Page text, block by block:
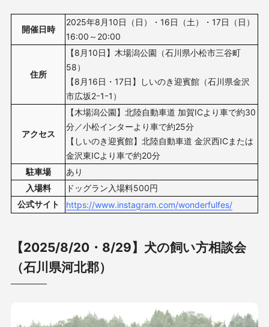
開催日時
2025年8月10日（日）・16日（土）・17日（日）
16:00～20:00
住所
【8月10日】木場潟公園（石川県小松市三谷町
58）
【8月16日・17日】しいのき迎賓館（石川県金沢
市広坂2ｰ1ｰ1）
アクセス
【木場潟公園】北陸自動車道 加賀ICより車で約30
分／小松インターより車で約25分
【しいのき迎賓館】北陸自動車道 金沢西ICまたは
金沢東ICより車で約20分
駐車場
あり
入場料
ドッグラン入場料500円
公式サイト
https://www.instagram.com/wonderfulfes/
【2025/8/20・8/29】犬の飼い方相談会
（石川県河北郡）